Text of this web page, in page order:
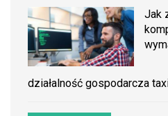
Jak
działalność gospodarcza